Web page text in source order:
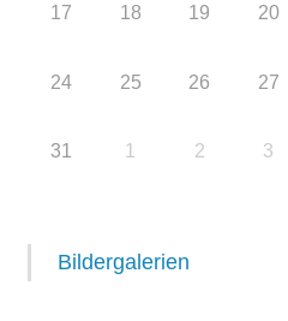
17 18 19 20
24 25 26 27
31 1 2 3
Bildergalerien